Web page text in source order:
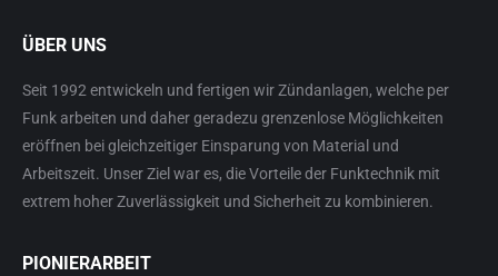
ÜBER UNS
Seit 1992 entwickeln und fertigen wir Zündanlagen, welche per
Funk arbeiten und daher geradezu grenzenlose Möglichkeiten
eröffnen bei gleichzeitiger Einsparung von Material und
Arbeitszeit. Unser Ziel war es, die Vorteile der Funktechnik mit
extrem hoher Zuverlässigkeit und Sicherheit zu kombinieren.
PIONIERARBEIT